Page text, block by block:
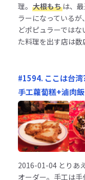
理。 大根もちは、
ラーになっている
どポピュラーでは
た料理を出す店は数
#1594. ここは台
手工蘿蔔糕+滷肉
2016-01-04とりあ
オーダー。手工は